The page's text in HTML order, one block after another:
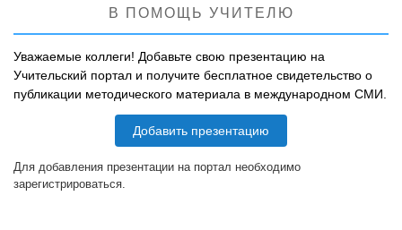
В ПОМОЩЬ УЧИТЕЛЮ
Уважаемые коллеги! Добавьте свою презентацию на
Учительский портал и получите бесплатное свидетельство о
публикации методического материала в международном СМИ.
Добавить презентацию
Для добавления презентации на портал необходимо
зарегистрироваться.